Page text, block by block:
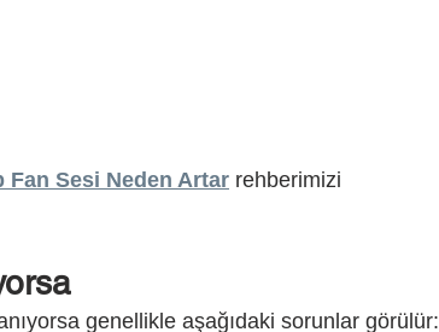
Fan Sesi Neden Artar rehberimizi
genellikle aşağıdaki sorunlar görülür: